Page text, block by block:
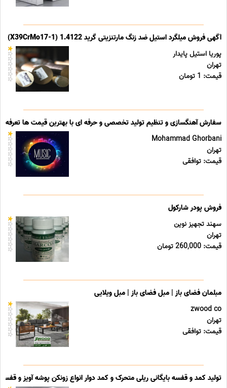
آگهی فروش میلگرد استیل ضد زنگ مارتنزیتی گرید 1.4122 (X39CrMo17-1)
پوریا استیل پایدار
تهران
قیمت: 1 تومان
سفارش آهنگسازی و تنظیم تولید تخصصی و حرفه ای با بهترین قیمت ها تعرفه
Mohammad Ghorbani
تهران
قیمت: توافقی
فروش پودر شارکول
سهند تجهیز نوین
تهران
قیمت: 260,000 تومان
مبلمان فضای باز | مبل فضای باز | مبل ویلایی
zwood co
تهران
قیمت: توافقی
تولید کمد و قفسه بایگانی ریلی متحرک و کمد دوار انواع زونکن پوشه آویز و قفسه